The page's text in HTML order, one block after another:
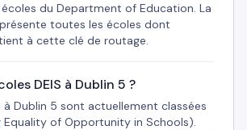
du Department of Education. La
toutes les écoles dont
à cette clé de routage.
DEIS à Dublin 5 ?
à Dublin 5 sont actuellement classées
Equality of Opportunity in Schools).